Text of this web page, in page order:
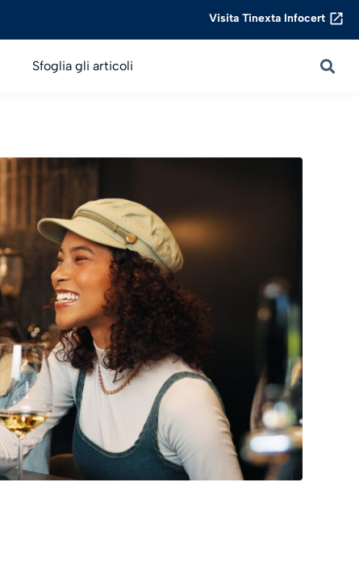
Visita Tinexta Infocert
Sfoglia gli articoli